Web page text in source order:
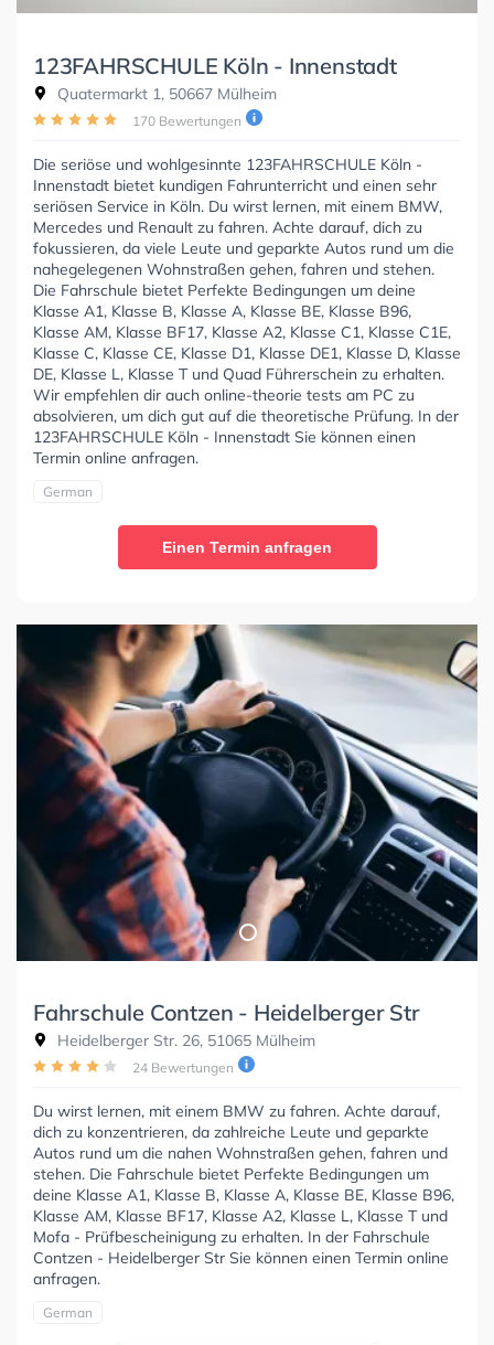
123FAHRSCHULE Köln - Innenstadt
Quatermarkt 1, 50667 Mülheim
170 Bewertungen
Die seriöse und wohlgesinnte 123FAHRSCHULE Köln -
Innenstadt bietet kundigen Fahrunterricht und einen sehr
seriösen Service in Köln. Du wirst lernen, mit einem BMW,
Mercedes und Renault zu fahren. Achte darauf, dich zu
fokussieren, da viele Leute und geparkte Autos rund um die
nahegelegenen Wohnstraßen gehen, fahren und stehen.
Die Fahrschule bietet Perfekte Bedingungen um deine
Klasse A1, Klasse B, Klasse A, Klasse BE, Klasse B96,
Klasse AM, Klasse BF17, Klasse A2, Klasse C1, Klasse C1E,
Klasse C, Klasse CE, Klasse D1, Klasse DE1, Klasse D, Klasse
DE, Klasse L, Klasse T und Quad Führerschein zu erhalten.
Wir empfehlen dir auch online-theorie tests am PC zu
absolvieren, um dich gut auf die theoretische Prüfung. In der
123FAHRSCHULE Köln - Innenstadt Sie können einen
Termin online anfragen.
German
Einen Termin anfragen
Fahrschule Contzen - Heidelberger Str
Heidelberger Str. 26, 51065 Mülheim
24 Bewertungen
Du wirst lernen, mit einem BMW zu fahren. Achte darauf,
dich zu konzentrieren, da zahlreiche Leute und geparkte
Autos rund um die nahen Wohnstraßen gehen, fahren und
stehen. Die Fahrschule bietet Perfekte Bedingungen um
deine Klasse A1, Klasse B, Klasse A, Klasse BE, Klasse B96,
Klasse AM, Klasse BF17, Klasse A2, Klasse L, Klasse T und
Mofa - Prüfbescheinigung zu erhalten. In der Fahrschule
Contzen - Heidelberger Str Sie können einen Termin online
anfragen.
German